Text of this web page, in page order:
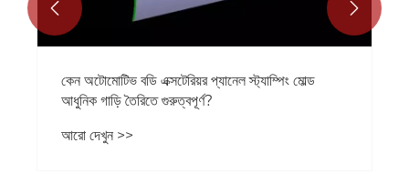
কেন অটোমোটিভ বডি এক্সটেরিয়র প্যানেল স্ট্যাম্পিং মোল্ড
আধুনিক গাড়ি তৈরিতে গুরুত্বপূর্ণ?
আরো দেখুন >>
 